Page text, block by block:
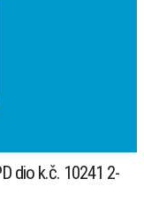
dio k.č. 10241 2-